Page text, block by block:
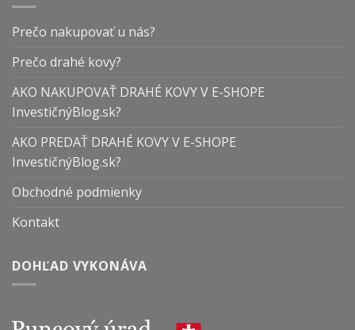
Prečo nakupovať u nás?
Prečo drahé kovy?
AKO NAKUPOVAŤ DRAHÉ KOVY V E-SHOPE
InvestičnýBlog.sk?
AKO PREDAŤ DRAHÉ KOVY V E-SHOPE
InvestičnýBlog.sk?
Obchodné podmienky
Kontakt
DOHĽAD VYKONÁVA